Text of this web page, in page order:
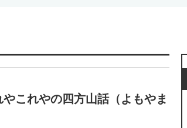
これやの四方山話（よもやま